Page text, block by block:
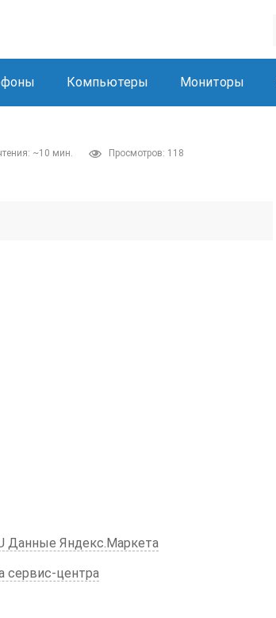
Компьютеры Мониторы
~10 мин. Просмотров: 118
Данные Яндекс.Маркета
сервис-центра